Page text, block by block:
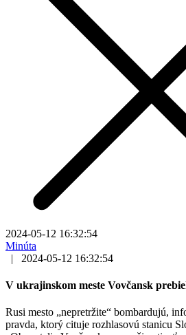
2024-05-12 16:32:54
Minúta
|
2024-05-12 16:32:54
V ukrajinskom meste Vovčansk
Rusi mesto „nepretržite“ bombardujú,
pravda, ktorý cituje rozhlasovú stanicu